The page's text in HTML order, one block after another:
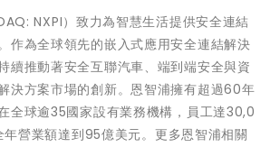
NXPI）致力為智慧生活提供安全連結
作為全球領先的嵌入式應用安全連結解決
續推動著安全互聯汽車、端到端安全與資
決方案市場的創新。恩智浦擁有超過60年
全球逾35國家設有業務機構，員工達30,0
營業額達到95億美元。更多恩智浦相關